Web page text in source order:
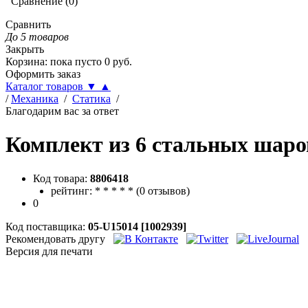
Сравнить
До 5 товаров
Закрыть
Корзина: пока пусто 0 руб.
Оформить заказ
Каталог товаров ▼
▲
/ Механика / Статика /
Благодарим вас за ответ
Комплект из 6 стальных
Код товара: 8806418
рейтинг: * * * * * (0 отзывов)
0
Код поставщика: 05-U15014 [1002939]
Рекомендовать другу
Версия для печати